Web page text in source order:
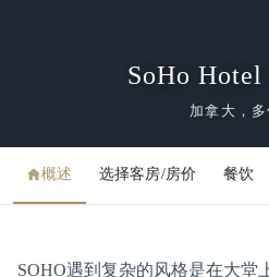
SoHo Hotel
加拿大，多
概述 选择客房/房价 餐饮
SOHO遇到复杂的风格是在大堂